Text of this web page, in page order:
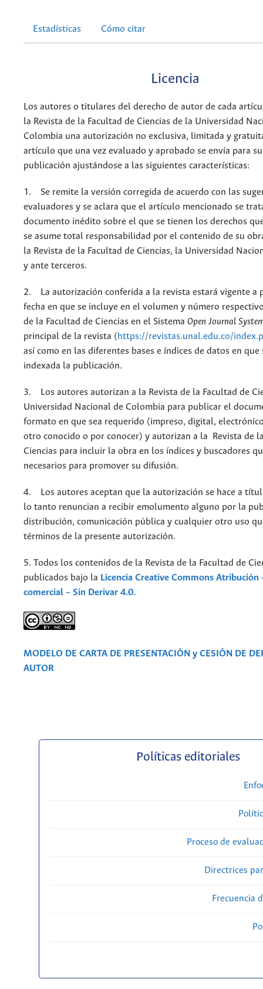
Estadísticas Cómo citar
Licencia
Los autores o titulares del derecho de autor de cada
la Revista de la Facultad de Ciencias de la Universidad
Colombia una autorización no exclusiva, limitada y
artículo que una vez evaluado y aprobado se envía para
publicación ajustándose a las siguientes características:
1. Se remite la versión corregida de acuerdo con las
evaluadores y se aclara que el artículo mencionado se
documento inédito sobre el que se tienen los derechos
se asume total responsabilidad por el contenido de su
la Revista de la Facultad de Ciencias, la Universidad
y ante terceros.
2. La autorización conferida a la revista estará vigente a
fecha en que se incluye en el volumen y número
de la Facultad de Ciencias en el Sistema Open Journal
principal de la revista (https://revistas.unal.edu.co/
así como en las diferentes bases e índices de datos en que
indexada la publicación.
3. Los autores autorizan a la Revista de la Facultad de
Universidad Nacional de Colombia para publicar el
formato en que sea requerido (impreso, digital,
otro conocido o por conocer) y autorizan a la Revista de
Ciencias para incluir la obra en los índices y buscadores
necesarios para promover su difusión.
4. Los autores aceptan que la autorización se hace a
lo tanto renuncian a recibir emolumento alguno por la
distribución, comunicación pública y cualquier otro uso
términos de la presente autorización.
5. Todos los contenidos de la Revista de la Facultad de
publicados bajo la Licencia Creative Commons Atribución
comercial – Sin Derivar 4.0.
MODELO DE CARTA DE PRESENTACIÓN y CESIÓN DE
AUTOR
Políticas editoriales
Proceso de
Directrices
Frecuencia